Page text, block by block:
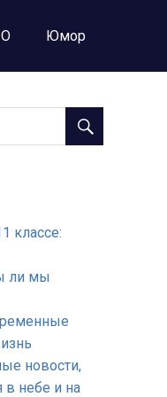
Юмор
классе:
ли мы
новости,
в небе и на